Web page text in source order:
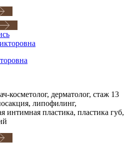
косметолог, дерматолог, стаж 13
липофилинг,
интимная пластика, пластика губ,